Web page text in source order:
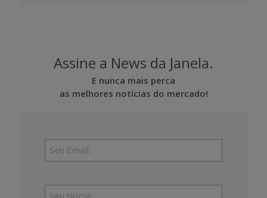
Assine a News da Janela.
E nunca mais perca
as melhores notícias do mercado!